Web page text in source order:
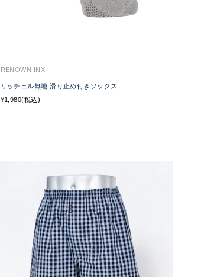
RENOWN INX
リッチェル無地 滑り止め付きソックス
¥1,980(税込)